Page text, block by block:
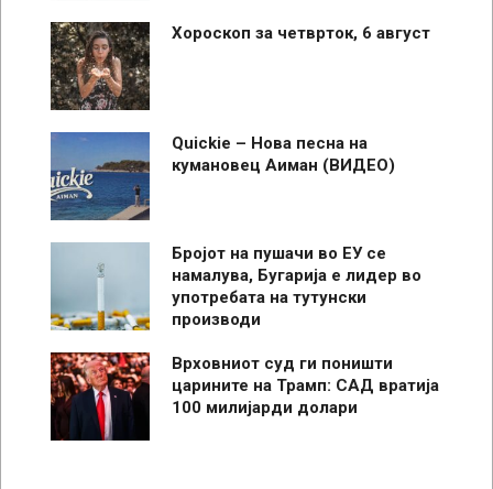
Хороскоп за четврток, 6 август
Quickie – Нова песна на
кумановец Аиман (ВИДЕО)
Бројот на пушачи во ЕУ се
намалува, Бугарија е лидер во
употребата на тутунски
производи
Врховниот суд ги поништи
царините на Трамп: САД вратија
100 милијарди долари